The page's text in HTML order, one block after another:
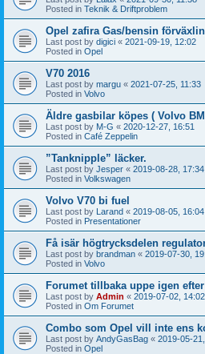
Posted in Teknik & Driftproblem
Opel zafira Gas/bensin
Last post by digici « 2021-09-19, 12:02
Posted in Opel
V70 2016
Last post by margu « 2021-07-25, 11:33
Posted in Volvo
Äldre gasbilar köpes ( Volvo
Last post by M-G « 2020-12-27, 16:51
Posted in Café Zeppelin
”Tanknipple” läcker.
Last post by Jesper « 2019-08-28, 17:34
Posted in Volkswagen
Volvo V70 bi fuel
Last post by Larand « 2019-08-05, 16:04
Posted in Presentationer
Få isär högtrycksdelen
Last post by brandman « 2019-07-30,
Posted in Volvo
Forumet tillbaka uppe igen
Last post by Admin « 2019-07-02, 14:02
Posted in Om Forumet
Combo som Opel vill inte ens
Last post by AndyGasBag « 2019-05-
Posted in Opel